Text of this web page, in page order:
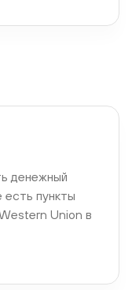
денежный
есть пункты
Union в